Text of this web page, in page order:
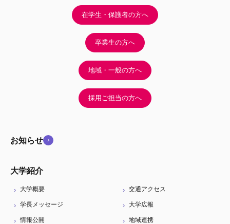
在学生・保護者の方へ
卒業生の方へ
地域・一般の方へ
採用ご担当の方へ
お知らせ
大学紹介
大学概要 交通アクセス
学長メッセージ 大学広報
情報公開 地域連携